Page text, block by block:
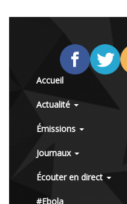
Accueil
Actualité
Émissions
Journaux
Écouter en direct
#Ebola